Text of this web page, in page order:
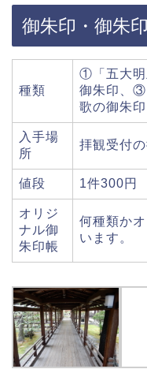
御朱印・御朱
種類
①「五大明
御朱印、③
歌の御朱印
入手場
所
拝観受付の
値段 1件300円
オリジ
ナル御
朱印帳
何種類か
います。